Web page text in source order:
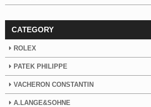
CATEGORY
ROLEX
PATEK PHILIPPE
VACHERON CONSTANTIN
A.LANGE&SOHNE